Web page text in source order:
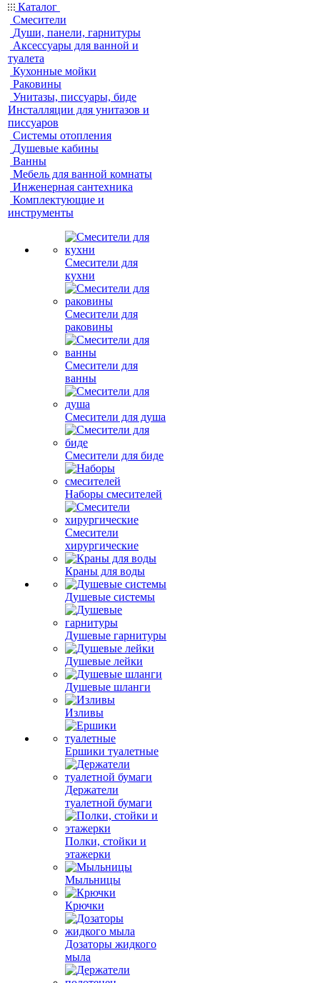
Каталог
Смесители
Души, панели, гарнитуры
Аксессуары для ванной и
туалета
Кухонные мойки
Раковины
Унитазы, писсуары, биде
Инсталляции для унитазов и
писсуаров
Системы отопления
Душевые кабины
Ванны
Мебель для ванной комнаты
Инженерная сантехника
Комплектующие и
инструменты
Смесители для
кухни
Смесители для
раковины
Смесители для
ванны
Смесители для душа
Смесители для биде
Наборы смесителей
Смесители
хирургические
Краны для воды
Душевые системы
Душевые гарнитуры
Душевые лейки
Душевые шланги
Изливы
Ершики туалетные
Держатели
туалетной бумаги
Полки, стойки и
этажерки
Мыльницы
Крючки
Дозаторы жидкого
мыла